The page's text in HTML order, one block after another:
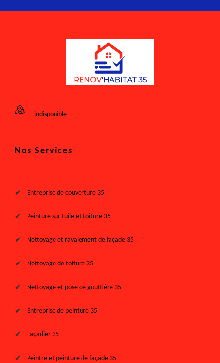
indisponible
Nos Services
Entreprise de couverture 35
Peinture sur tuile et toiture 35
Nettoyage et ravalement de façade 35
Nettoyage de toiture 35
Nettoyage et pose de gouttière 35
Entreprise de peinture 35
Façadier 35
Peintre et peinture de façade 35